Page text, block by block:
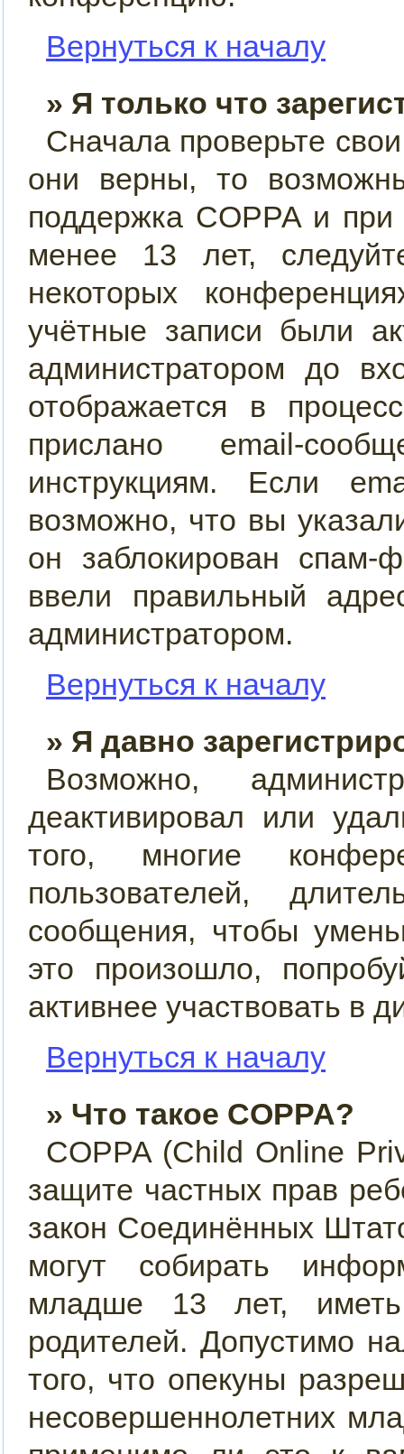
Вернуться к началу
» Я только что
Сначала проверьте
они верны, то
поддержка COPPA и
менее 13 лет,
некоторых
учётные записи были
администратором до
отображается в
прислано email-
инструкциям. Если
возможно, что вы
он заблокирован
ввели правильный
администратором.
Вернуться к началу
» Я давно
Возможно,
деактивировал или
того, многие
пользователей,
сообщения, чтобы
это произошло,
активнее участвовать в
Вернуться к началу
» Что такое COPPA?
COPPA (Child Online
защите частных прав
закон Соединённых
могут собирать
младше 13 лет,
родителей. Допустимо
того, что опекуны
несовершеннолетних